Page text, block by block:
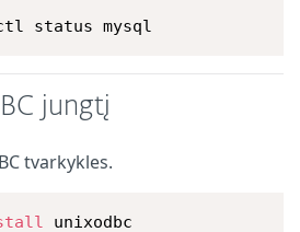
status mysql
jungtį
tvarkykles.
unixodbc